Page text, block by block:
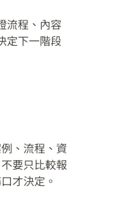
流程、內容
定下一階段
、流程、資
要只比較報
才決定。